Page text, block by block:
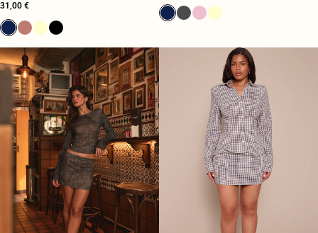
31,00 €